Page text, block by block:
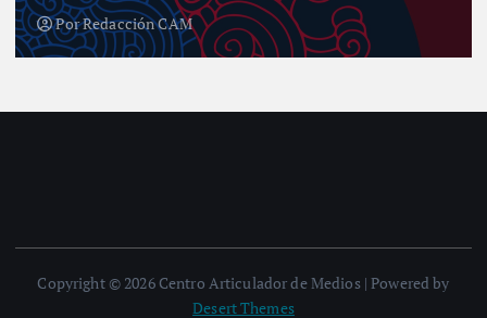
PorRedacción CAM
Copyright © 2026 Centro Articulador de Medios | Powered by
Desert Themes